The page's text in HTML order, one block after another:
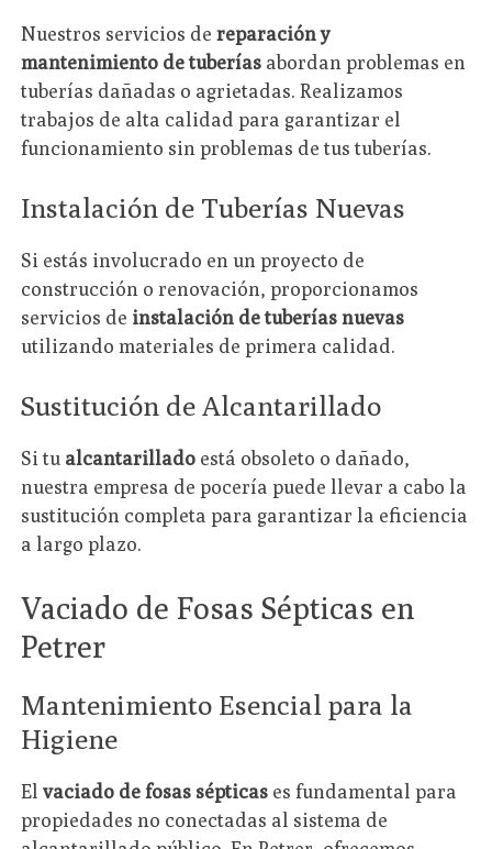
Nuestros servicios dereparación y
mantenimiento de tuberías abordan problemas en
tuberías dañadas o agrietadas. Realizamos
trabajos de alta calidad para garantizar el
funcionamiento sin problemas de tus tuberías.
Instalación de Tuberías Nuevas
Si estás involucrado en un proyecto de
construcción o renovación, proporcionamos
servicios de instalación de tuberías nuevas
utilizando materiales de primera calidad.
Sustitución de Alcantarillado
Si tu alcantarillado está obsoleto o dañado,
nuestra empresa de pocería puede llevar a cabo la
sustitución completa para garantizar la eficiencia
a largo plazo.
Vaciado de Fosas Sépticas en
Petrer
Mantenimiento Esencial para la
Higiene
Elvaciado de fosas sépticas es fundamental para
propiedades no conectadas al sistema de